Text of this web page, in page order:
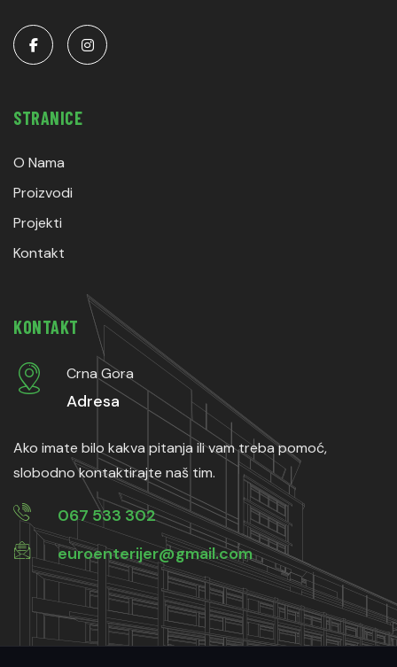
STRANICE
O Nama
Proizvodi
Projekti
Kontakt
KONTAKT
Crna Gora
Adresa
Ako imate bilo kakva pitanja ili vam treba pomoć,
slobodno kontaktirajte naš tim.
067 533 302
euroenterijer@gmail.com